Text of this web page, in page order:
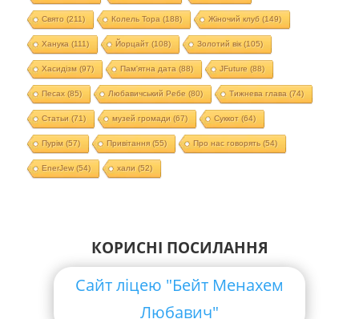
Свято (211) Колель Тора (188) Жіночий клуб (149)
Ханука (111) Йорцайт (108) Золотий вік(105)
Хасидізм (97) Пам'ятна дата (88) JFuture (88)
Песах(85) Любавичський Ребе (80) Тижнева глава (74)
Статьи (71) музей громади (67) Суккот (64)
Пурім (57) Привітання(55) Про нас говорять(54)
EnerJew(54) хали (52)
КОРИСНІ ПОСИЛАННЯ
Сайт ліцею "Бейт Менахем
Любавич"